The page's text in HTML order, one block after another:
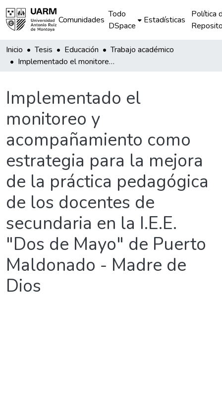
Comunidades
Todo
DSpace
Estadísticas
Política
Inicio Tesis Educación
Trabajo académico
Implementado el monitoreo y acompañamiento como estrategia para la mejora de la práctica pedagógica de los docentes de secundaria en la I.E.E. "Dos de Mayo" de Puerto Maldonado - Madre de Dios
Implementado el
monitoreo y
acompañamiento como
estrategia para la mejora
de la práctica pedagógica
de los docentes de
secundaria en la I.E.E.
"Dos de Mayo" de Puerto
Maldonado - Madre de
Dios